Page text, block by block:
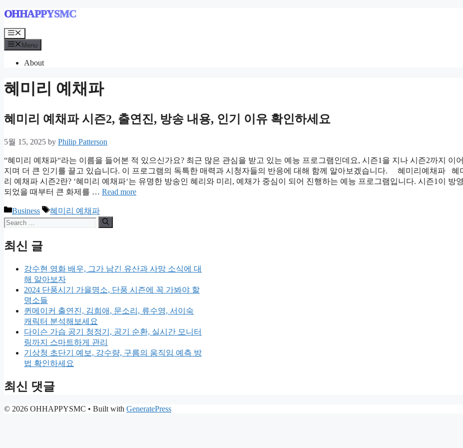
Skip
content
OHHAPPYSMC
Menu
Menu
About
혜미리 예채파
혜미리 예채파 시즌2, 출연진, 방송 내용, 인기 이유 확인하세요
5월 15, 2025 by Philip Patterson
“혜미리 예채파“라는 이름을 들어본 적 있으신가요? 최근 많은 관심을 받고 있는 예능 프로그램인데요, 시즌1을 지나 시즌2까지 이어
지며 더 큰 인기를 끌고 있습니다. 이 프로그램의 독특한 매력과 시청자들의 반응에 대해 함께 알아보겠습니다. 혜미리예채파 혜
리 예채파 시즌2란? ‘혜미리 예채파‘는 유명한 방송인 혜리와 미리, 예채가 중심이 되어 진행하는 예능 프로그램입니다. 시즌1이 방영
되었을 때부터 큰 화제를 … Read more
Categories
Business Tags
혜미리 예채파
Search
for:
최신 글
강수현 영화 배우, 그가 남긴 유산과 사망 소식에 대
해 알아보자
2024 단풍시기 가을명소, 단풍 시즌에 꼭 가봐야 할
명소들
퀸메이커 출연진, 김희애, 문소리, 류수영, 서이숙
캐릭터 분석해보세요
다이슨 가습 공기 청정기, 공기 순환, 실시간 모니터
링까지 스마트하게 관리
기상청 초단기 예보, 강수량, 구름의 움직임 예측 방
법 확인하세요
최신 댓글
© 2026 OHHAPPYSMC • Built with GeneratePress